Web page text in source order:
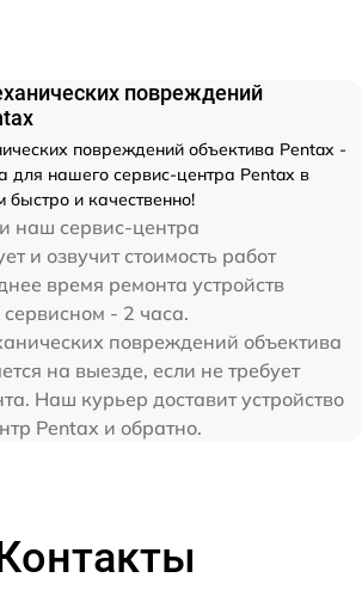
повреждений
повреждений объектива Pentax -
для нашего сервис-центра Pentax в
и качественно!
наш сервис-центра
и озвучит стоимость работ
время ремонта устройств
- 2 часа.
повреждений объектива
на выезде, если не требует
Наш курьер доставит устройство
Pentax и обратно.